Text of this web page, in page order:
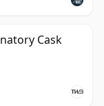
Cask